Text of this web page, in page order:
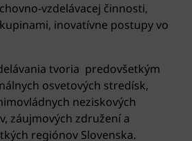
vzdelávacej činnosti,
inovatívne postupy vo
tvoria predovšetkým
osvetových stredísk,
neziskových
záujmových združení a
regiónov Slovenska.